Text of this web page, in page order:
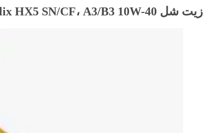
زيت شل Helix HX5 SN/CF، A3/B3 10W-40